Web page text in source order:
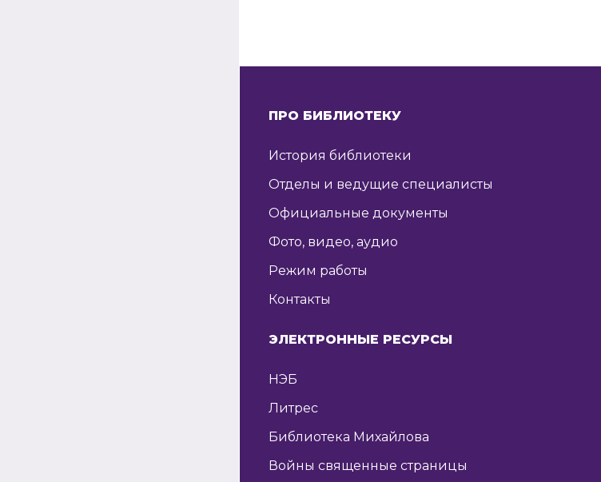
ПРО БИБЛИОТЕКУ
История библиотеки
Отделы и ведущие специалисты
Официальные документы
Фото, видео, аудио
Режим работы
Контакты
ЭЛЕКТРОННЫЕ РЕСУРСЫ
НЭБ
Литрес
Библиотека Михайлова
Войны священные страницы